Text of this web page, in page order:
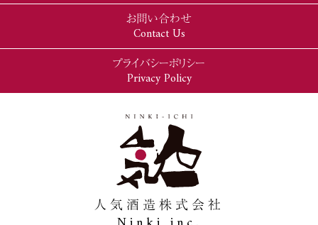
お問い合わせ
Contact Us
プライバシーポリシー
Privacy Policy
人気酒造株式会社